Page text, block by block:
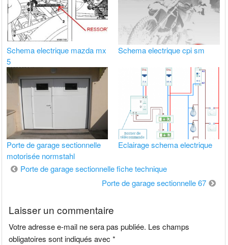
Schema electrique mazda mx
5
Schema electrique cpi sm
Porte de garage sectionnelle
motorisée normstahl
Eclairage schema electrique
Navigation
Porte de garage sectionnelle fiche technique
Porte de garage sectionnelle 67
Laisser un commentaire
Votre adresse e-mail ne sera pas publiée. Les champs
obligatoires sont indiqués avec*